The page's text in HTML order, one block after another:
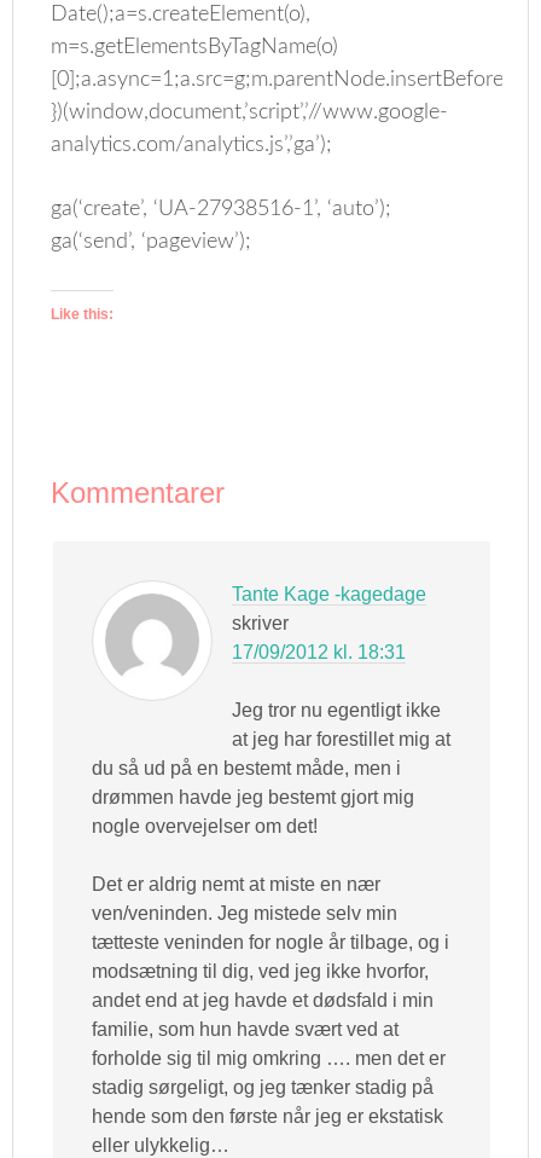
Date();a=s.createElement(o),
m=s.getElementsByTagName(o)
})(window,document,’script’,’//www.google-
analytics.com/analytics.js’,’ga’);
ga(‘create’, ‘UA-27938516-1’, ‘auto’);
ga(‘send’, ‘pageview’);
Like this:
Kommentarer
Tante Kage -kagedage
skriver
17/09/2012 kl. 18:31
Jeg tror nu egentligt ikke
at jeg har forestillet mig at
du så ud på en bestemt måde, men i
drømmen havde jeg bestemt gjort mig
nogle overvejelser om det!
Det er aldrig nemt at miste en nær
ven/veninden. Jeg mistede selv min
tætteste veninden for nogle år tilbage, og i
modsætning til dig, ved jeg ikke hvorfor,
andet end at jeg havde et dødsfald i min
familie, som hun havde svært ved at
forholde sig til mig omkring …. men det er
stadig sørgeligt, og jeg tænker stadig på
hende som den første når jeg er ekstatisk
eller ulykkelig…